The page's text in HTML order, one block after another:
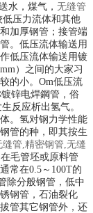
水，煤气， 无缝管
压力流体和其他
加厚钢管；接管端
。低压流体输送用
低压流体输送用镀
）之间的大家习
的小。Om低压流
锌电焊鋼管，俗
反应析出氢气。
。氢对钢力学性能
管的种，即其按生
管,精密钢管,无缝
毛管坯或原料管
常在0.5～100T的
除分般钢管，低中
钢管，石油裂化
管其它钢管外，还